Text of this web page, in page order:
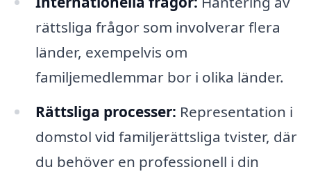
rättsliga frågor som involverar flera
länder, exempelvis om
familjemedlemmar bor i olika länder.
Rättsliga processer: Representation i
domstol vid familjerättsliga tvister, där
du behöver en professionell i din